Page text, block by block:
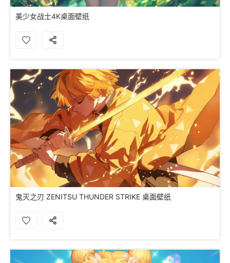
美少女战士4K桌面壁纸
鬼灭之刃 ZENITSU THUNDER STRIKE 桌面壁纸